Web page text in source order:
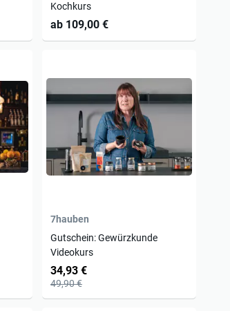
Kochkurs
ab 109,00 €
7hauben
Gutschein: Gewürzkunde
Videokurs
34,93 €
49,90 €